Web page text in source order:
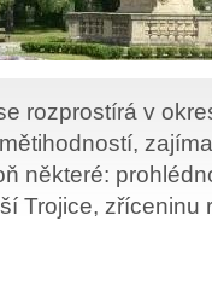
rozprostírá v
některé:
Trojice, zříceninu